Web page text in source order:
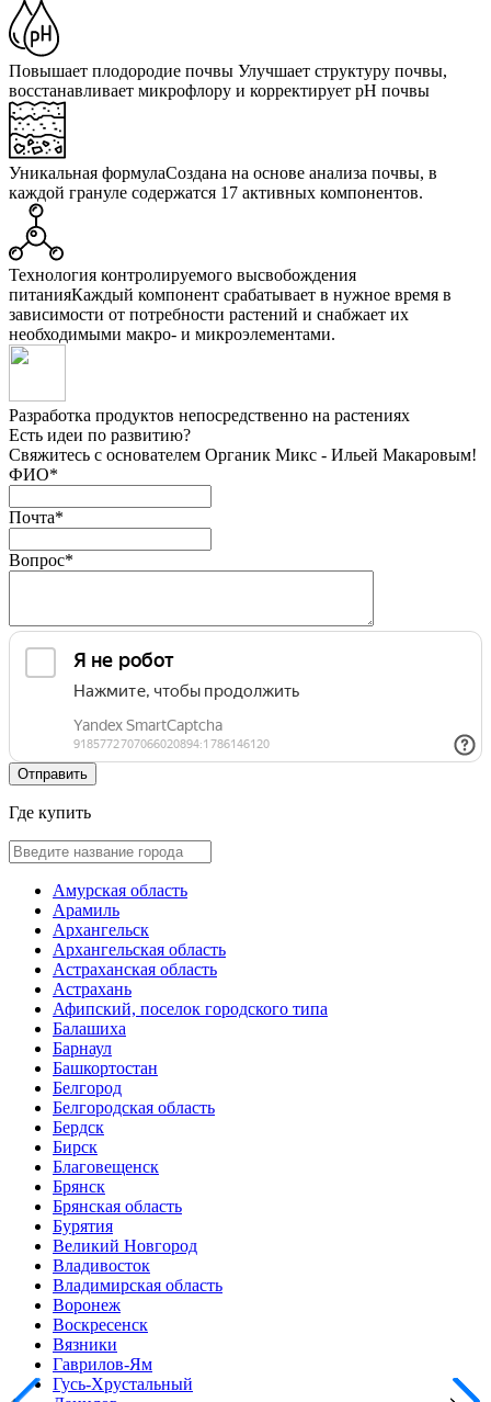
Повышает плодородие почвы Улучшает структуру почвы,
восстанавливает микрофлору и корректирует pH почвы
Уникальная формулаСоздана на основе анализа почвы, в
каждой грануле содержатся 17 активных компонентов.
Технология контролируемого высвобождения
питанияКаждый компонент срабатывает в нужное время в
зависимости от потребности растений и снабжает их
необходимыми макро- и микроэлементами.
Разработка продуктов непосредственно на растениях
Есть идеи по развитию?
Свяжитесь с основателем Органик Микс - Ильей Макаровым!
ФИО*
Почта*
Вопрос*
Где купить
Амурская область
Арамиль
Архангельск
Архангельская область
Астраханская область
Астрахань
Афипский, поселок городского типа
Балашиха
Барнаул
Башкортостан
Белгород
Белгородская область
Бердск
Бирск
Благовещенск
Брянск
Брянская область
Бурятия
Великий Новгород
Владивосток
Владимирская область
Воронеж
Воскресенск
Вязники
Гаврилов-Ям
Гусь-Хрустальный